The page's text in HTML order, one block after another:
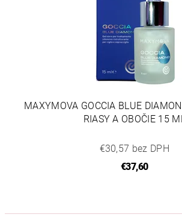
MAXYMOVA GOCCIA BLUE
RIASY A OBOČIE 15
€30,57 bez DPH
€37,60